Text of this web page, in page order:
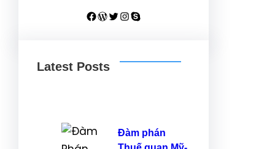
Facebook WordPress Twitter InstagramSkype
Latest Posts
Đàm phán